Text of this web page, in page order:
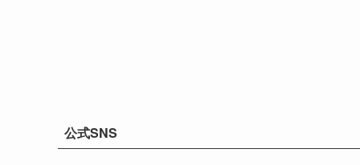
公式SNS